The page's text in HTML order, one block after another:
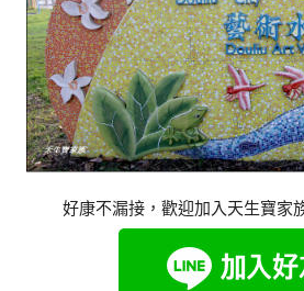
好康不漏接，歡迎加入天生寶家